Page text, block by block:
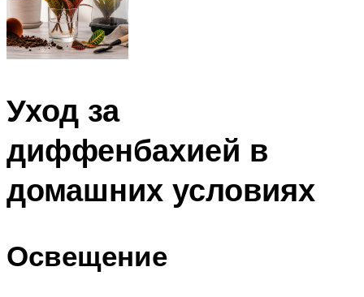
Уход за
диффенбахией в
домашних условиях
Освещение